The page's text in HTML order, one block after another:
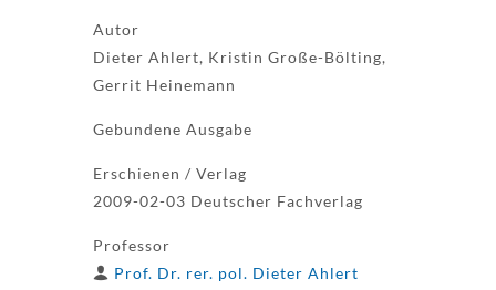
Autor
Dieter Ahlert, Kristin Große-Bölting,
Gerrit Heinemann
Gebundene Ausgabe
Erschienen / Verlag
2009-02-03 Deutscher Fachverlag
Professor
Prof. Dr. rer. pol. Dieter Ahlert